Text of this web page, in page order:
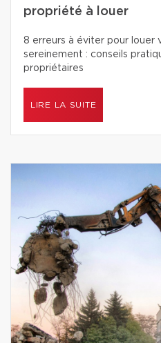
propriété à louer
8 erreurs à éviter pour louer
sereinement : conseils
propriétaires
LIRE LA SUITE